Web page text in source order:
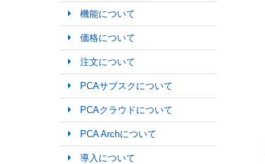
機能について
価格について
注文について
PCAサブスクについて
PCAクラウドについて
PCA Archについて
導入について